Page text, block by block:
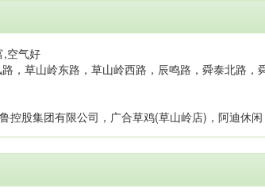
,空气好
，草山岭东路，草山岭西路，辰鸣路，舜泰北路，
股集团有限公司，广合草鸡(草山岭店)，阿迪休